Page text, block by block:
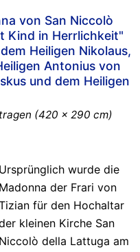
von San Niccolò
Kind in Herrlichkeit"
Heiligen Nikolaus,
Antonius von
und dem Heiligen
(420 x 290 cm)
Ursprünglich wurde die
Madonna der Frari von
für den Hochaltar
kleinen Kirche San
Niccolò della Lattuga am